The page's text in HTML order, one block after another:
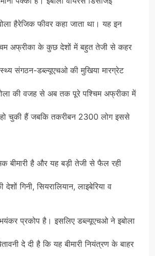
हैरेजिक फीवर कहा जाता था। यह इन
अफ्रीका के कुछ देशों में बहुत तेजी से कहर
संगठन-डब्ल्यूएचओ की मुखिया मारग्रेट
की वजह से अब तक पूरे पश्चिम अफ्रीका में
चुकी हैं जबकि तकरीबन 2300 लोग इससे
बीमारी है और यह बड़ी तेजी से फैल रही
गिनी, सियरालियान, लाइबेरिया व
प्रकोप है। इसलिए डब्ल्यूएचओ ने इबोला
दे दी है कि यह बीमारी नियंत्रण के बाहर